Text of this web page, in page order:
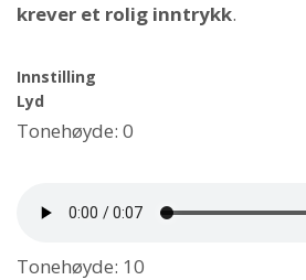
krever et rolig inntrykk.
Innstilling
Lyd
Tonehøyde: 0
Tonehøyde: 10